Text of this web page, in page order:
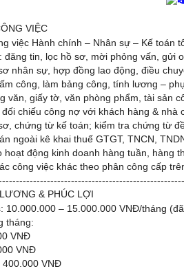
VIỆC
việc Hành chính – Nhân sự – Kế toán
đăng tin, lọc hồ sơ, mời phỏng vấn, gửi
nhân sự, hợp đồng lao động, điều
công, làm bảng công, tính lương –
văn, giấy tờ, văn phòng phẩm, tài sản
chiếu công nợ với khách hàng & nhà
chứng từ kế toán; kiểm tra chứng từ
ngoài kê khai thuế GTGT, TNCN,
hoạt động kinh doanh hàng tuần, hàng
công việc khác theo phân công cấp
& PHÚC LỢI
10.000.000 – 15.000.000 VNĐ/tháng
tháng:
VNĐ
VNĐ
400.000 VNĐ